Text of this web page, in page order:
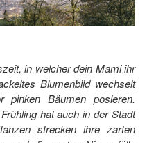
in welcher dein Mami ihr
Blumenbild wechselt
pinken Bäumen posieren.
hat auch in der Stadt
strecken ihre zarten